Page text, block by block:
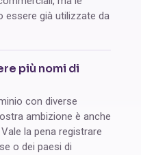
essere già utilizzate da
più nomi di
con diverse
ambizione è anche
la pena registrare
o dei paesi di